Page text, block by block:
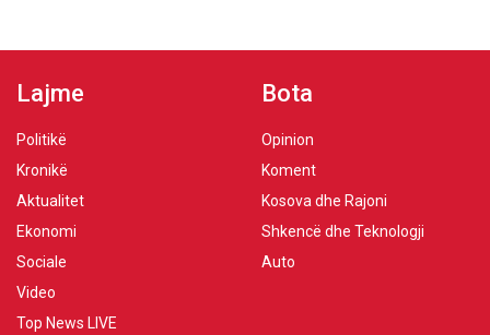
Lajme
Politikë
Kronikë
Aktualitet
Ekonomi
Sociale
Video
Top News LIVE
Bota
Opinion
Koment
Kosova dhe Rajoni
Shkencë dhe Teknologji
Auto